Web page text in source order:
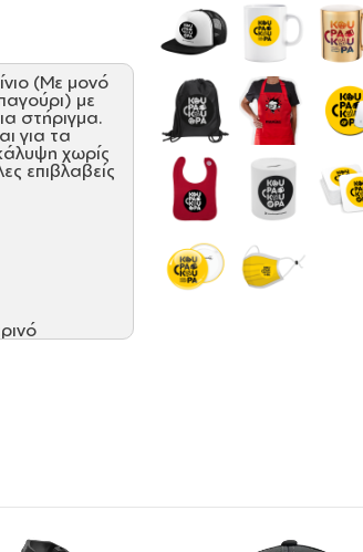
(Με μονό
με
στήριγμα.
για τα
χωρίς
επιβλαβείς